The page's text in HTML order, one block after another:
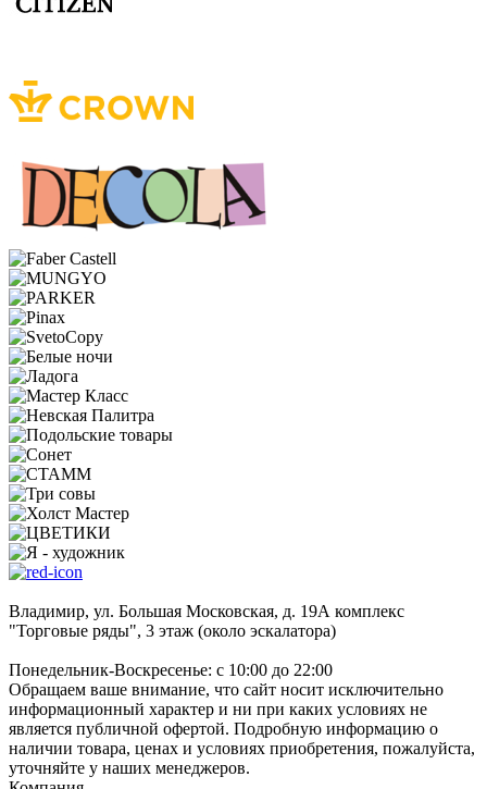
Владимир, ул. Большая Московская, д. 19А комплекс
"Торговые ряды", 3 этаж (около эскалатора)
Понедельник-Воскресенье: с 10:00 до 22:00
Обращаем ваше внимание, что сайт носит исключительно
информационный характер и ни при каких условиях не
является публичной офертой. Подробную информацию о
наличии товара, ценах и условиях приобретения, пожалуйста,
уточняйте у наших менеджеров.